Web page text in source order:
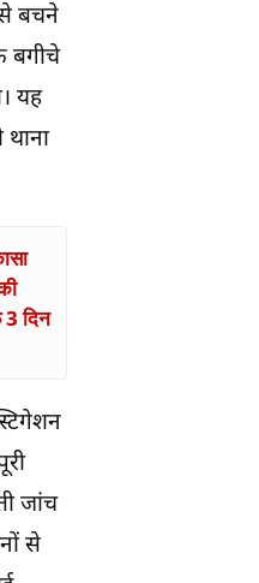
बचने
बगीचे
यह
थाना
3 दिन
जांच
से